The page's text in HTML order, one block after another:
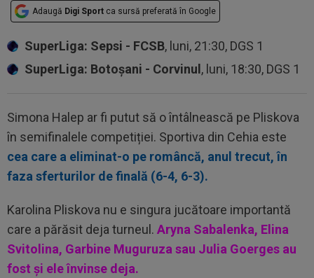
Adaugă Digi Sport ca sursă preferată în Google
SuperLiga: Sepsi - FCSB, luni, 21:30, DGS 1
SuperLiga: Botoșani - Corvinul , luni, 18:30, DGS 1
Simona Halep ar fi putut să o întâlnească pe Pliskova
în semifinalele competiției. Sportiva din Cehia este
cea care a eliminat-o pe româncă, anul trecut, în
faza sferturilor de finală (6-4, 6-3).
Karolina Pliskova nu e singura jucătoare importantă
care a părăsit deja turneul. Aryna Sabalenka, Elina
Svitolina, Garbine Muguruza sau Julia Goerges au
fost și ele învinse deja.